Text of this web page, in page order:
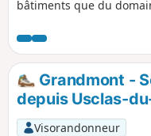
bâtiments que du
Grandmont -
depuis Usclas-
Visorandonneur